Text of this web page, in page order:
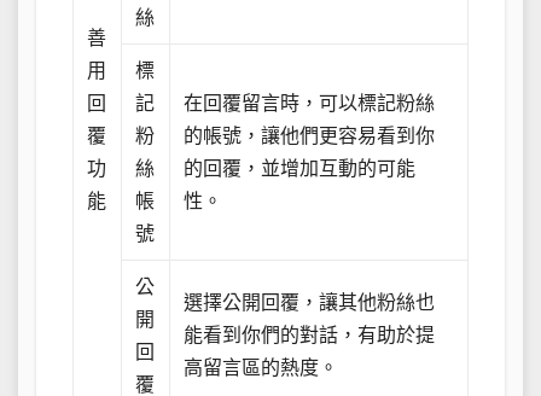
善
用
回
覆
功
能
絲
標
記
粉
絲
帳
號
在回覆留言時，可以標記粉絲
的帳號，讓他們更容易看到你
的回覆，並增加互動的可能
性。
公
開
回
覆
選擇公開回覆，讓其他粉絲也
能看到你們的對話，有助於提
高留言區的熱度。